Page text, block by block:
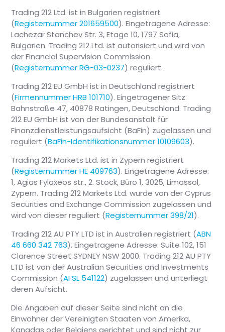
Trading 212 Ltd. ist in Bulgarien registriert
(Registernummer 201659500). Eingetragene Adresse:
Lachezar Stanchev Str. 3, Etage 10, 1797 Sofia,
Bulgarien. Trading 212 Ltd. ist autorisiert und wird von
der Financial Supervision Commission
(Registernummer RG-03-0237) reguliert.
Trading 212 EU GmbH ist in Deutschland registriert
(Firmennummer HRB 101710). Eingetragener Sitz:
Bahnstraße 47, 40878 Ratingen, Deutschland. Trading
212 EU GmbH ist von der Bundesanstalt für
Finanzdienstleistungsaufsicht (BaFin) zugelassen und
reguliert (BaFin-Identifikationsnummer 10109603).
Trading 212 Markets Ltd. ist in Zypern registriert
(Registernummer HE 409763). Eingetragene Adresse:
1, Agias Fylaxeos str., 2. Stock, Büro 1, 3025, Limassol,
Zypern. Trading 212 Markets Ltd. wurde von der Cyprus
Securities and Exchange Commission zugelassen und
wird von dieser reguliert (Registernummer 398/21).
Trading 212 AU PTY LTD ist in Australien registriert (ABN
46 660 342 763). Eingetragene Adresse: Suite 102, 151
Clarence Street SYDNEY NSW 2000. Trading 212 AU PTY
LTD ist von der Australian Securities and Investments
Commission (AFSL 541122) zugelassen und unterliegt
deren Aufsicht.
Die Angaben auf dieser Seite sind nicht an die
Einwohner der Vereinigten Staaten von Amerika,